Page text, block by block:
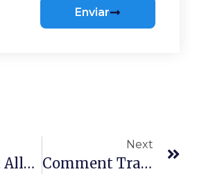
Enviar
Comment Aller À La Barra Da Lagoa : Bus, Voiture, Uber Et Transfert
Next
Comment Transformer Un Voyage Ordinaire En Expérience Inoubliable À Florianópolis